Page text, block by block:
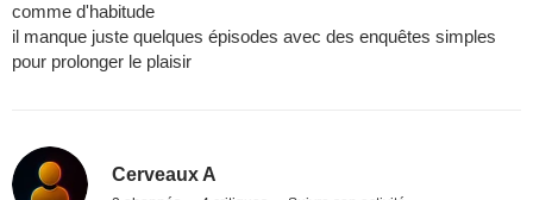
comme d'habitude
il manque juste quelques épisodes avec des enquêtes simples
pour prolonger le plaisir
Cerveaux A